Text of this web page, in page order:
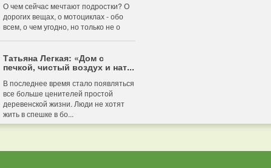
О чем сейчас мечтают подростки? О
дорогих вещах, о мотоциклах - обо
всем, о чем угодно, но только не о
Татьяна Легкая: «Дом с
печкой, чистый воздух и нат...
В последнее время стало появляться
все больше ценителей простой
деревенской жизни. Люди не хотят
жить в спешке в бо...